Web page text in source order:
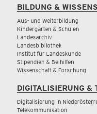
BILDUNG &
Aus- und Weiterbildung
Kindergärten & Schulen
Landesarchiv
Landesbibliothek
Institut für Landeskunde
Stipendien & Beihilfen
Wissenschaft & Forschung
DIGITALISIERUNG &
Digitalisierung in
Telekommunikation